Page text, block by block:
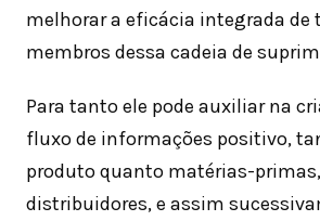
melhorar a eficácia integrada de
membros dessa cadeia de
Para tanto ele pode auxiliar na
fluxo de informações positivo,
produto quanto matérias-
distribuidores, e assim